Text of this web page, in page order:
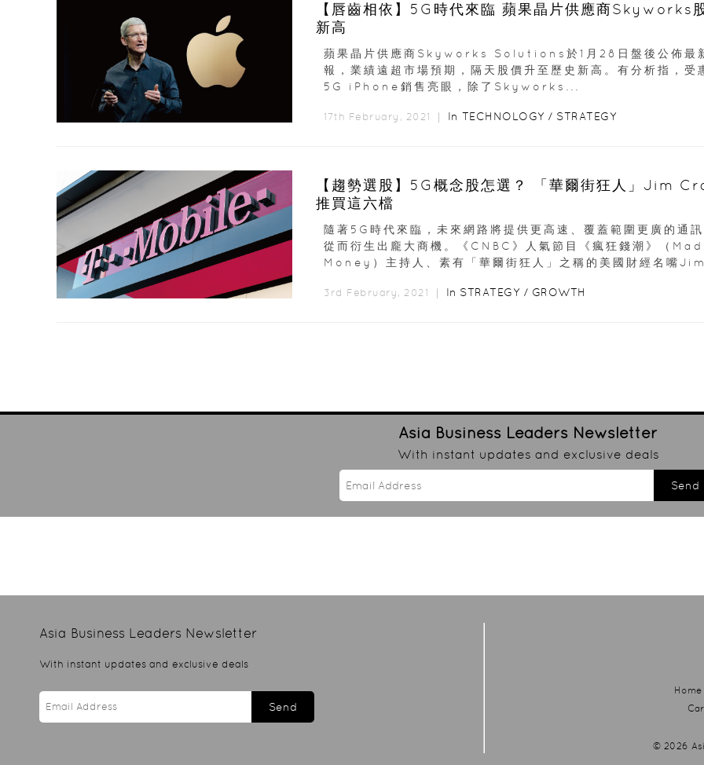
【唇齒相依】5G時代來臨 蘋果晶片供應商Skyworks
新高
蘋果晶片供應商Skyworks Solutions於1月28日盤後公佈最
報，業績遠超市場預期，隔天股價升至歷史新高。有分析指，受
5G iPhone銷售亮眼，除了Skyworks...
17th February, 2021 ｜ In TECHNOLOGY / STRATEGY
【趨勢選股】5G概念股怎選？ 「華爾街狂人」Jim
推買這六檔
隨著5G時代來臨，未來網路將提供更高速、覆蓋範圍更廣的通訊
從而衍生出龐大商機。《CNBC》人氣節目《瘋狂錢潮》（Mad
Money）主持人、素有「華爾街狂人」之稱的美國財經名嘴
3rd February, 2021 ｜ In STRATEGY / GROWTH
Asia Business Leaders Newsletter
With instant updates and exclusive deals
Send
Asia Business Leaders Newsletter
With instant updates and exclusive deals
Send
Home
© 2026